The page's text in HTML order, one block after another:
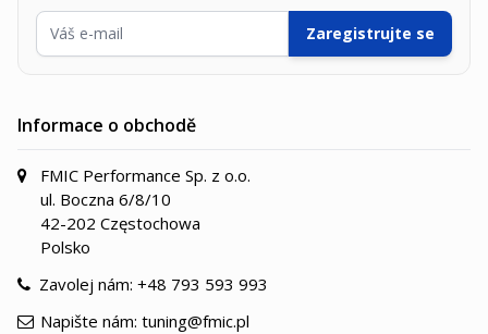
E-mailová adresa
Zaregistrujte se
Informace o obchodě
FMIC Performance Sp. z o.o.
ul. Boczna 6/8/10
42-202 Częstochowa
Polsko
Zavolej nám: +48 793 593 993
Napište nám: tuning@fmic.pl